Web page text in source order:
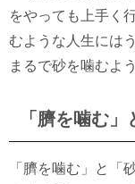
をやっても上手く
むような人生には
まるで砂を噛むよ
「臍を噛む
「臍を噛む」と「